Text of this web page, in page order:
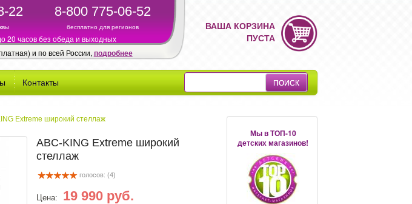
22 8-800 775-06-52
бесплатно для регионов
20 часов без обеда и выходных
и по всей России, подробнее
ВАША КОРЗИНА
ПУСТА
Контакты
Extreme широкий стеллаж
ABC-KING Extreme широкий
стеллаж
голосов: (4)
Цена: 19 990 руб.
Мы в ТОП-10
детских магазинов!